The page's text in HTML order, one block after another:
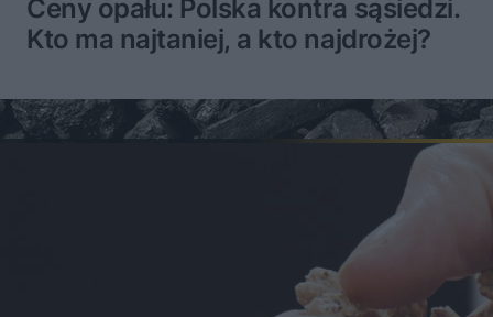
Ceny opału: Polska kontra sąsiedzi.
Kto ma najtaniej, a kto najdrożej?